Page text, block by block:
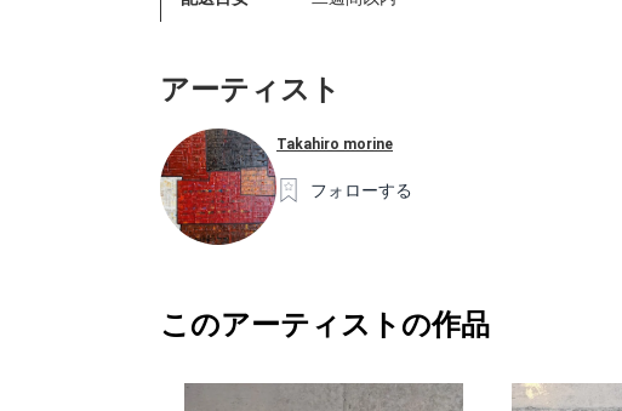
アーティスト
Takahiro morine
フォローする
このアーティストの作品